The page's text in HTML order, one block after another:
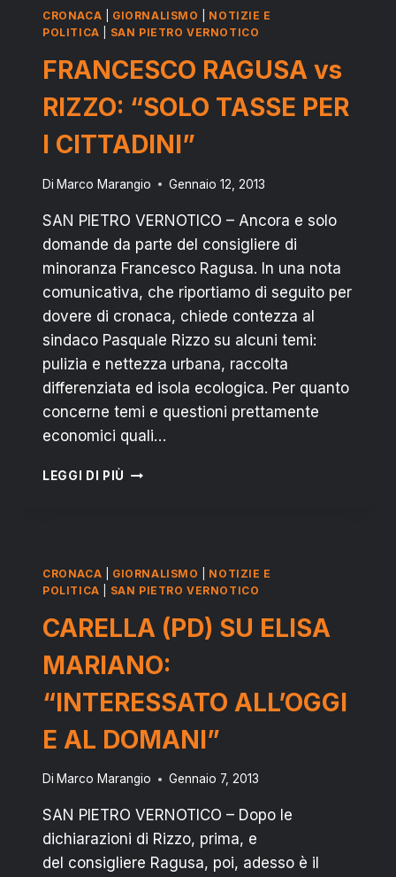
CIMITERO”
CRONACA GIORNALISMO
NOTIZIE E
POLITICA
SAN PIETRO VERNOTICO
FRANCESCO RAGUSA vs
RIZZO: “SOLO TASSE PER
I CITTADINI”
Di Marco Marangio Gennaio 12, 2013
SAN PIETRO VERNOTICO – Ancora e solo
domande da parte del consigliere di
minoranza Francesco Ragusa. In una nota
comunicativa, che riportiamo di seguito per
dovere di cronaca, chiede contezza al
sindaco Pasquale Rizzo su alcuni temi:
pulizia e nettezza urbana, raccolta
differenziata ed isola ecologica. Per quanto
concerne temi e questioni prettamente
economici quali…
LEGGI DI PIÙ FRANCESCO
CITTADINI”
CRONACA GIORNALISMO
NOTIZIE E
POLITICA
SAN PIETRO VERNOTICO
CARELLA (PD) SU ELISA
MARIANO:
“INTERESSATO ALL’OGGI
E AL DOMANI”
Di Marco Marangio Gennaio 7, 2013
SAN PIETRO VERNOTICO – Dopo le
dichiarazioni di Rizzo, prima, e
del consigliere Ragusa, poi, adesso è il